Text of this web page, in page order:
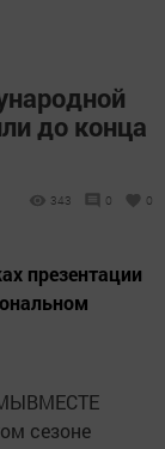
до конца
343 0 0
презентации
сезоне